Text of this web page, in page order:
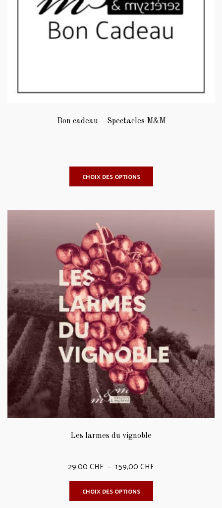
Bon cadeau – Spectacles M&M
CHOIX DES OPTIONS
Les larmes du vignoble
29,00CHF – 159,00CHFPlage
CHOIX DES OPTIONS
Ce
produit